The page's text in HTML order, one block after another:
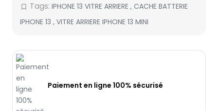
bookmark_border Tags: IPHONE 13 VITRE ARRIERE , CACHE BATTERIE
IPHONE 13 , VITRE ARRIERE IPHONE 13 MINI
Paiement en ligne 100% sécurisé